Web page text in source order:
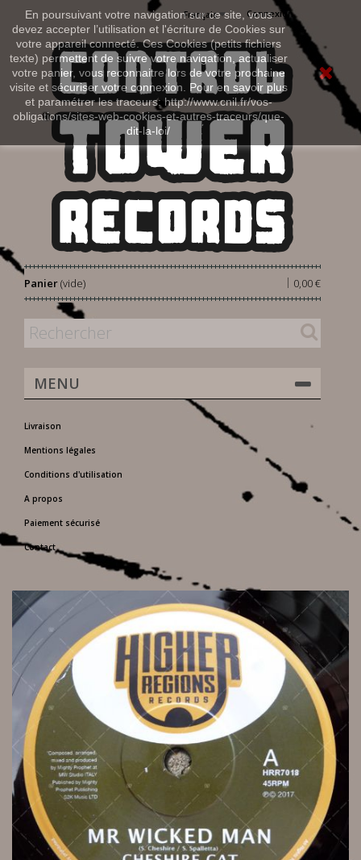
En poursuivant votre navigation sur ce site, vous
devez accepter l’utilisation et l'écriture de Cookies sur
votre appareil connecté. Ces Cookies (petits fichiers
texte) permettent de suivre votre navigation, actualiser
votre panier, vous reconnaitre lors de votre prochaine
visite et sécuriser votre connexion. Pour en savoir plus
et paramétrer les traceurs: http://www.cnil.fr/vos-
obligations/sites-web-cookies-et-autres-traceurs/que-
dit-la-loi/
Connexion
Français
Panier 0,00 €
|
(vide)
MENU
Livraison
Mentions légales
Conditions d'utilisation
A propos
Paiement sécurisé
Contact